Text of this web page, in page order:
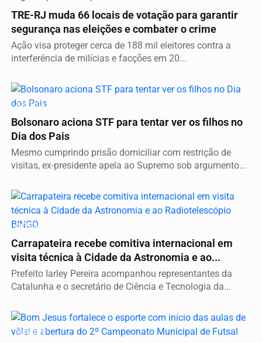
TRE-RJ muda 66 locais de votação para garantir
segurança nas eleições e combater o crime
Ação visa proteger cerca de 188 mil eleitores contra a
interferência de milícias e facções em 20...
JUSTIÇA
Bolsonaro aciona STF para tentar ver os filhos no
Dia dos Pais
Mesmo cumprindo prisão domiciliar com restrição de
visitas, ex-presidente apela ao Supremo sob argumento...
CIÊNCIA
Carrapateira recebe comitiva internacional em
visita técnica à Cidade da Astronomia e ao...
Prefeito Iarley Pereira acompanhou representantes da
Catalunha e o secretário de Ciência e Tecnologia da...
ESPORTE